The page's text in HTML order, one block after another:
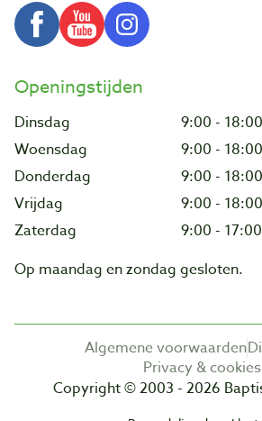
Openingstijden
Dinsdag
9:00 -
Woensdag
9:00 -
Donderdag
9:00 -
Vrijdag
9:00 -
Zaterdag
9:00 -
Op maandag en zondag gesloten.
Algemene voorwaarden
Privacy & cookies
Copyright © 2003 - 2026